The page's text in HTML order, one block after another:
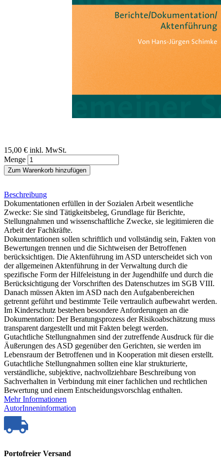
Zum Anfang der Bildergalerie springen
Berichte/Dokumentation/
Ein Beitrag aus dem Handbuch Allgemeiner Sozialer Dienst (ASD),
15,00 € inkl. MwSt.
Menge
Zum Warenkorb hinzufügen
Beschreibung
Dokumentationen erfüllen in der Sozialen Arbeit wesentliche
Zwecke: Sie sind Tätigkeitsbeleg, Grundlage für Berichte,
Stellungnahmen und wissenschaftliche Zwecke, sie legitimieren die
Arbeit der Fachkräfte.
Dokumentationen sollen schriftlich und vollständig sein, Fakten von
Bewertungen trennen und die Sichtweisen der Betroffenen
berücksichtigen. Die Aktenführung im ASD unterscheidet sich von
der allgemeinen Aktenführung in der Verwaltung durch die
spezifische Form der Hilfeleistung in der Jugendhilfe und durch die
Berücksichtigung der Vorschriften des Datenschutzes im SGB VIII.
Danach müssen Akten im ASD nach den Aufgabenbereichen
getrennt geführt und bestimmte Teile vertraulich aufbewahrt werden.
Im Kinderschutz bestehen besondere Anforderungen an die
Dokumentation: Der Beratungsprozess der Risikoabschätzung muss
transparent dargestellt und mit Fakten belegt werden.
Gutachtliche Stellungnahmen sind der zutreffende Ausdruck für die
Äußerungen des ASD gegenüber den Gerichten, sie werden im
Lebensraum der Betroffenen und in Kooperation mit diesen erstellt.
Gutachtliche Stellungnahmen sollten eine klar strukturierte,
verständliche, subjektive, nachvollziehbare Beschreibung von
Sachverhalten in Verbindung mit einer fachlichen und rechtlichen
Bewertung und einem Entscheidungsvorschlag enthalten.
Mehr Informationen
AutorInneninformation
Portofreier Versand